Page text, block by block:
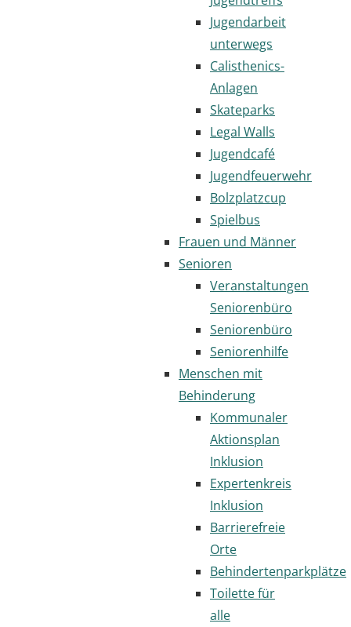
Jugendarbeit
unterwegs
Calisthenics-
Anlagen
Skateparks
Legal Walls
Jugendcafé
Jugendfeuerwehr
Bolzplatzcup
Spielbus
Frauen und Männer
Senioren
Veranstaltungen
Seniorenbüro
Seniorenbüro
Seniorenhilfe
Menschen mit
Behinderung
Kommunaler
Aktionsplan
Inklusion
Expertenkreis
Inklusion
Barrierefreie
Orte
Behindertenparkplätze
Toilette für
alle